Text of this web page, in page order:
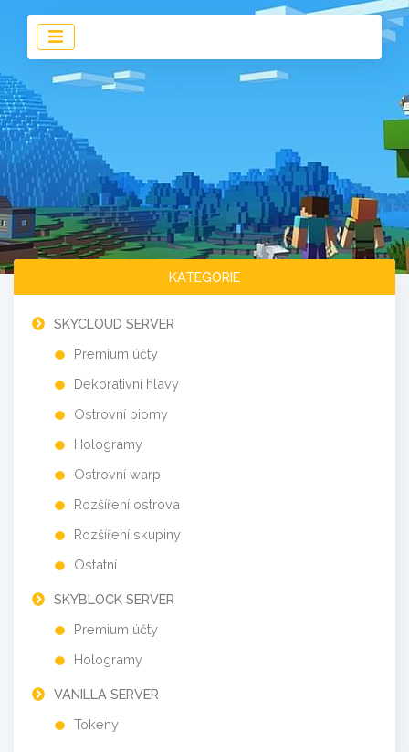
KATEGORIE
SKYCLOUD SERVER
Premium účty
Dekorativní hlavy
Ostrovní biomy
Hologramy
Ostrovní warp
Rozšíření ostrova
Rozšíření skupiny
Ostatní
SKYBLOCK SERVER
Premium účty
Hologramy
VANILLA SERVER
Tokeny